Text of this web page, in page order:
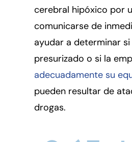
cerebral hipóxico por
comunicarse de
ayudar a determinar
presurizado o si la
adecuadamente su
pueden resultar de
drogas.